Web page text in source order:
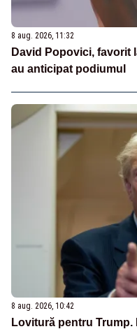
8 aug. 2026, 11:32
David Popovici, favorit
au anticipat podiumul
8 aug. 2026, 10:42
Lovitură pentru Trump.